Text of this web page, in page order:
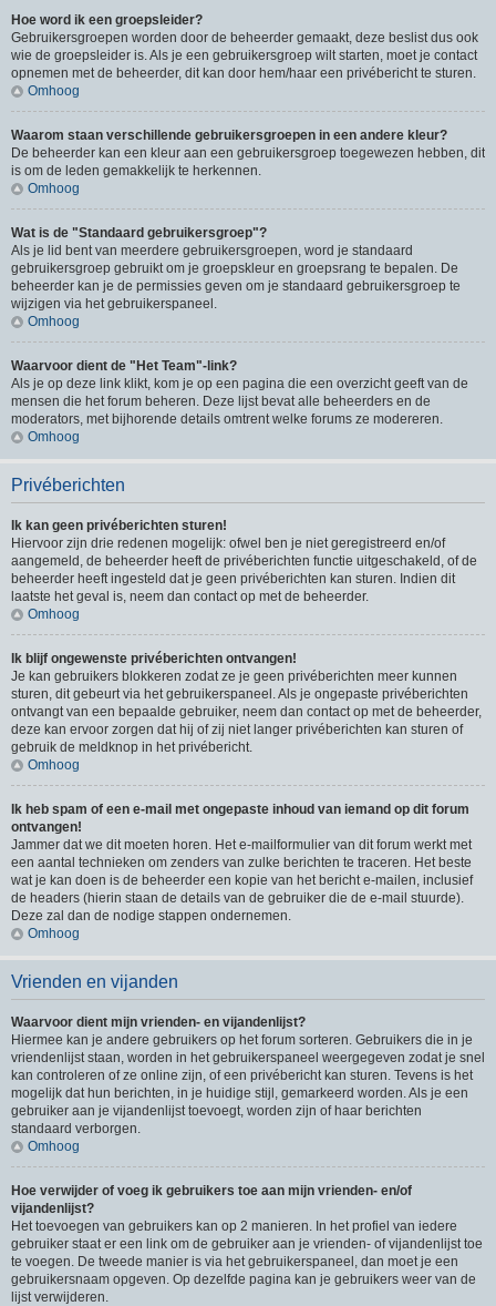
Hoe word ik een groepsleider?
Gebruikersgroepen worden door de beheerder gemaakt, deze beslist dus ook
wie de groepsleider is. Als je een gebruikersgroep wilt starten, moet je contact
opnemen met de beheerder, dit kan door hem/haar een privébericht te sturen.
Omhoog
Waarom staan verschillende gebruikersgroepen in een andere kleur?
De beheerder kan een kleur aan een gebruikersgroep toegewezen hebben, dit
is om de leden gemakkelijk te herkennen.
Omhoog
Wat is de "Standaard gebruikersgroep"?
Als je lid bent van meerdere gebruikersgroepen, word je standaard
gebruikersgroep gebruikt om je groepskleur en groepsrang te bepalen. De
beheerder kan je de permissies geven om je standaard gebruikersgroep te
wijzigen via het gebruikerspaneel.
Omhoog
Waarvoor dient de "Het Team"-link?
Als je op deze link klikt, kom je op een pagina die een overzicht geeft van de
mensen die het forum beheren. Deze lijst bevat alle beheerders en de
moderators, met bijhorende details omtrent welke forums ze modereren.
Omhoog
Privéberichten
Ik kan geen privéberichten sturen!
Hiervoor zijn drie redenen mogelijk: ofwel ben je niet geregistreerd en/of
aangemeld, de beheerder heeft de privéberichten functie uitgeschakeld, of de
beheerder heeft ingesteld dat je geen privéberichten kan sturen. Indien dit
laatste het geval is, neem dan contact op met de beheerder.
Omhoog
Ik blijf ongewenste privéberichten ontvangen!
Je kan gebruikers blokkeren zodat ze je geen privéberichten meer kunnen
sturen, dit gebeurt via het gebruikerspaneel. Als je ongepaste privéberichten
ontvangt van een bepaalde gebruiker, neem dan contact op met de beheerder,
deze kan ervoor zorgen dat hij of zij niet langer privéberichten kan sturen of
gebruik de meldknop in het privébericht.
Omhoog
Ik heb spam of een e-mail met ongepaste inhoud van iemand op dit forum
ontvangen!
Jammer dat we dit moeten horen. Het e-mailformulier van dit forum werkt met
een aantal technieken om zenders van zulke berichten te traceren. Het beste
wat je kan doen is de beheerder een kopie van het bericht e-mailen, inclusief
de headers (hierin staan de details van de gebruiker die de e-mail stuurde).
Deze zal dan de nodige stappen ondernemen.
Omhoog
Vrienden en vijanden
Waarvoor dient mijn vrienden- en vijandenlijst?
Hiermee kan je andere gebruikers op het forum sorteren. Gebruikers die in je
vriendenlijst staan, worden in het gebruikerspaneel weergegeven zodat je snel
kan controleren of ze online zijn, of een privébericht kan sturen. Tevens is het
mogelijk dat hun berichten, in je huidige stijl, gemarkeerd worden. Als je een
gebruiker aan je vijandenlijst toevoegt, worden zijn of haar berichten
standaard verborgen.
Omhoog
Hoe verwijder of voeg ik gebruikers toe aan mijn vrienden- en/of
vijandenlijst?
Het toevoegen van gebruikers kan op 2 manieren. In het profiel van iedere
gebruiker staat er een link om de gebruiker aan je vrienden- of vijandenlijst toe
te voegen. De tweede manier is via het gebruikerspaneel, dan moet je een
gebruikersnaam opgeven. Op dezelfde pagina kan je gebruikers weer van de
lijst verwijderen.